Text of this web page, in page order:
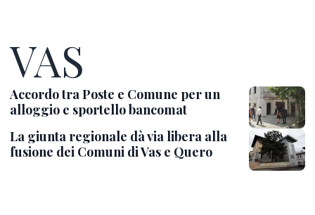
VAS
Accordo tra Poste e Comune per un
alloggio e sportello bancomat
La giunta regionale dà via libera alla
fusione dei Comuni di Vas e Quero